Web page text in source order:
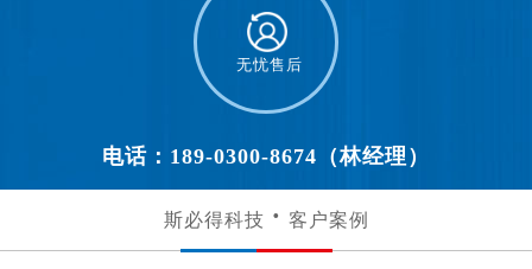
无忧售后
电话：189-0300-8674（林经理）
斯必得科技 客户案例